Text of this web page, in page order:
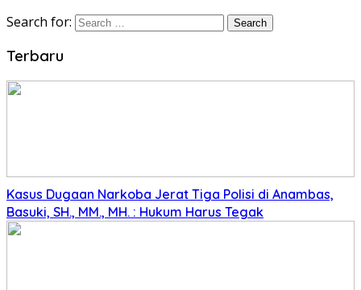
Search for:
Terbaru
Kasus Dugaan Narkoba Jerat Tiga Polisi di Anambas,
Basuki, SH., MM., MH. : Hukum Harus Tegak